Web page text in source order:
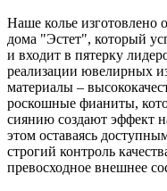
Наше колье
дома "Эстет", который
и входит в пятерку
реализации ювелирных
материалы –
роскошные фианиты,
сиянию создают эффект
этом оставаясь
строгий контроль
превосходное внешнее